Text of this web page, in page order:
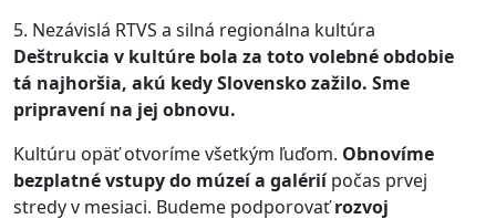
5. Nezávislá RTVS a silná regionálna kultúra
Deštrukcia v kultúre bola za toto volebné obdobie
tá najhoršia, akú kedy Slovensko zažilo. Sme
pripravení na jej obnovu.
Kultúru opäť otvoríme všetkým ľuďom. Obnovíme
bezplatné vstupy do múzeí a galériípočas prvej
stredy v mesiaci. Budeme podporovaťrozvoj